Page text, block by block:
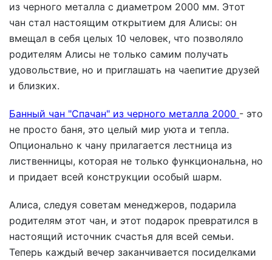
из черного металла с диаметром 2000 мм. Этот
чан стал настоящим открытием для Алисы: он
вмещал в себя целых 10 человек, что позволяло
родителям Алисы не только самим получать
удовольствие, но и приглашать на чаепитие друзей
и близких.
Банный чан "Спачан" из черного металла 2000 - это
не просто баня, это целый мир уюта и тепла.
Опционально к чану прилагается лестница из
лиственницы, которая не только функциональна, но
и придает всей конструкции особый шарм.
Алиса, следуя советам менеджеров, подарила
родителям этот чан, и этот подарок превратился в
настоящий источник счастья для всей семьи.
Теперь каждый вечер заканчивается посиделками